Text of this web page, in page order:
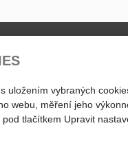
10:30 -
SO ,
uložením vybraných
webu, měření jeho
tlačítkem Upravit